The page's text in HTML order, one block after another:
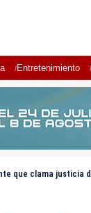
Entretenimiento
que clama